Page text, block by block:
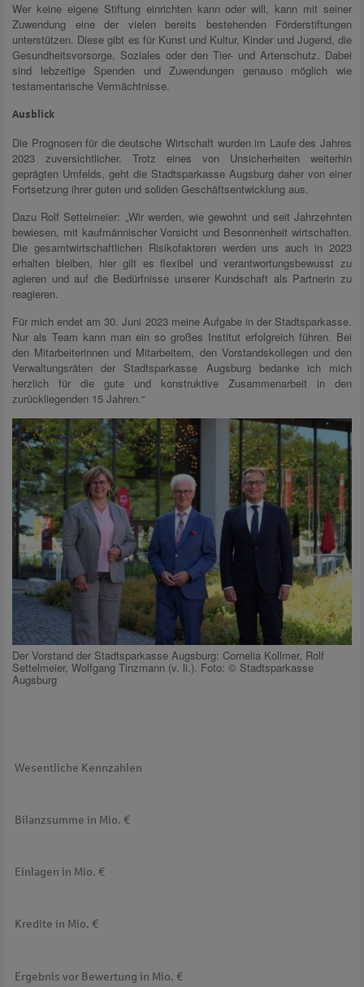
Wer keine eigene Stiftung einrichten kann oder will, kann mit seiner
Zuwendung eine der vielen bereits bestehenden Förderstiftungen
unterstützen. Diese gibt es für Kunst und Kultur, Kinder und Jugend, die
Gesundheitsvorsorge, Soziales oder den Tier- und Artenschutz. Dabei
sind lebzeitige Spenden und Zuwendungen genauso möglich wie
testamentarische Vermächtnisse.
Ausblick
Die Prognosen für die deutsche Wirtschaft wurden im Laufe des Jahres
2023 zuversichtlicher. Trotz eines von Unsicherheiten weiterhin
geprägten Umfelds, geht die Stadtsparkasse Augsburg daher von einer
Fortsetzung ihrer guten und soliden Geschäftsentwicklung aus.
Dazu Rolf Settelmeier: „Wir werden, wie gewohnt und seit Jahrzehnten
bewiesen, mit kaufmännischer Vorsicht und Besonnenheit wirtschaften.
Die gesamtwirtschaftlichen Risikofaktoren werden uns auch in 2023
erhalten bleiben, hier gilt es flexibel und verantwortungsbewusst zu
agieren und auf die Bedürfnisse unserer Kundschaft als Partnerin zu
reagieren.
Für mich endet am 30. Juni 2023 meine Aufgabe in der Stadtsparkasse.
Nur als Team kann man ein so großes Institut erfolgreich führen. Bei
den Mitarbeiterinnen und Mitarbeitern, den Vorstandskollegen und den
Verwaltungsräten der Stadtsparkasse Augsburg bedanke ich mich
herzlich für die gute und konstruktive Zusammenarbeit in den
zurückliegenden 15 Jahren.“
Der Vorstand der Stadtsparkasse Augsburg: Cornelia Kollmer, Rolf
Settelmeier, Wolfgang Tinzmann (v. li.). Foto: © Stadtsparkasse
Augsburg
Wesentliche Kennzahlen
Bilanzsumme in Mio. €
Einlagen in Mio. €
Kredite in Mio. €
Ergebnis vor Bewertung in Mio. €